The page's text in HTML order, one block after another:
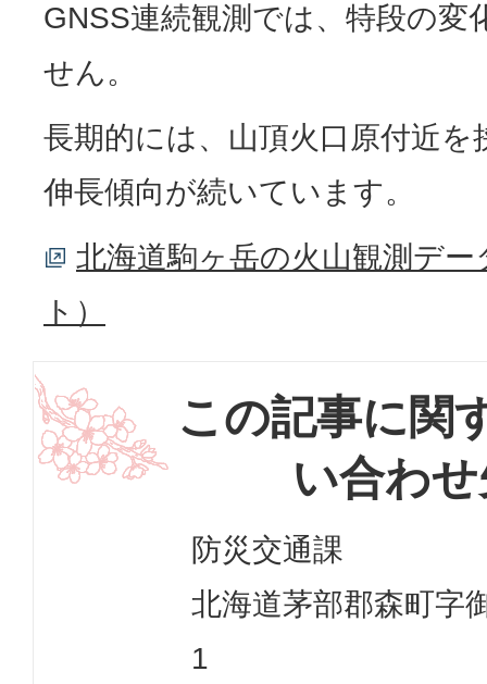
GNSS連続観測では、特段の変
せん。
長期的には、山頂火口原付近を
伸長傾向が続いています。
北海道駒ヶ岳の火山観測デ
ト）
この記事に関
い合わ
防災交通課
北海道茅部郡森町字
1